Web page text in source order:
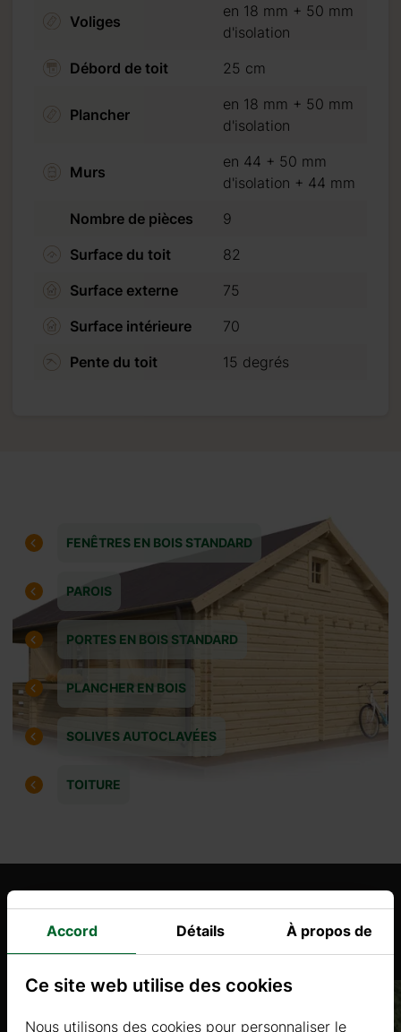
Voliges
en 18 mm + 50 mm
d'isolation
Débord de toit
25 cm
Plancher
en 18 mm + 50 mm
d'isolation
Murs
en 44 + 50 mm
d'isolation + 44 mm
Nombre de pièces
9
Surface du toit
82
Surface externe
75
Surface intérieure
70
Pente du toit
15 degrés
FENÊTRES EN BOIS STANDARD
PAROIS
PORTES EN BOIS STANDARD
PLANCHER EN BOIS
SOLIVES AUTOCLAVÉES
TOITURE
Produits similaires
autour du:
17.10.2026
produits
Accord Détails À propos de
Ce site web utilise des cookies
Nous utilisons des cookies pour personnaliser le